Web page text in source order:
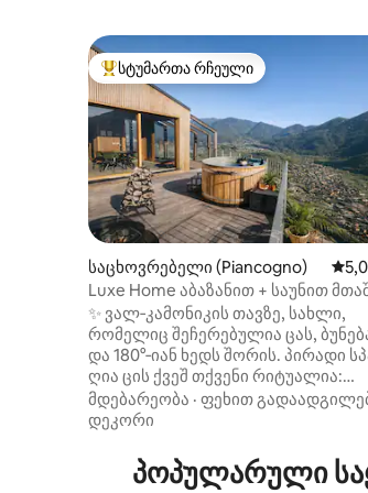
სტუმართა რჩეული მოწინავე ვარიანტი
სტუმართა რჩეული
საცხოვრებელი (Piancogno)
Luxe Home აბაზანით + საუნით
✨ ვალ‑კამონიკის თავზე, სახლი,
რომელიც შეჩერებულია ცას,
და 180°‑იან ხედს შორის. პირადი
ღია ცის ქვეშ თქვენი რიტუალია:
40°‑იანი ფინური აბაზანა, შეშის
სათბურიანი საუნა და ცხელი შხაპი
193×203 სმ, სუიტა + ორადგილიანი
ანტრესოლი, 🛋️ შუშის კედლებიანი
მდებარეობა · ფეხით
დეკორი
პოპულარული